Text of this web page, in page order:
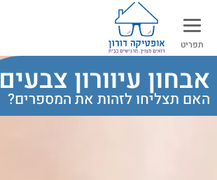
אבחון עיוורון צבעים
האם תצליחו לזהות את המספרים?
תפריט